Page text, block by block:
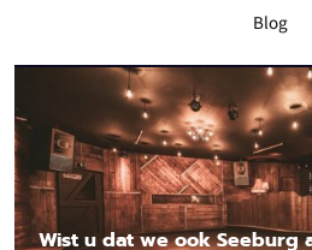
Blog
Wist u dat we ook Seeburg